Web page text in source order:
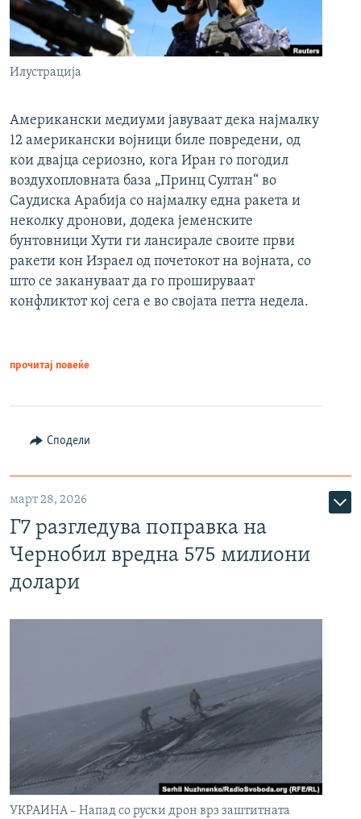
Илустрација
Американски медиуми јавуваат дека најмалку
12 американски војници биле повредени, од
кои двајца сериозно, кога Иран го погодил
воздухопловната база „Принц Султан“ во
Саудиска Арабија со најмалку една ракета и
неколку дронови, додека јеменските
бунтовници Хути ги лансирале своите први
ракети кон Израел од почетокот на војната, со
што се закануваат да го прошируваат
конфликтот кој сега е во својата петта недела.
прочитај повеќе
Сподели
март 28, 2026
Г7 разгледува поправка на
Чернобил вредна 575 милиони
долари
УКРАИНА – Напад со руски дрон врз заштитната